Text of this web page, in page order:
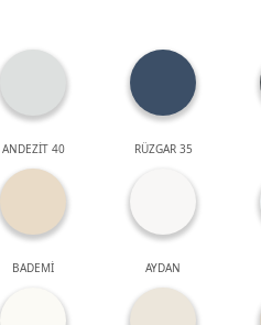
ANDEZİT 40 RÜZGAR 35
BADEMİ AYDAN